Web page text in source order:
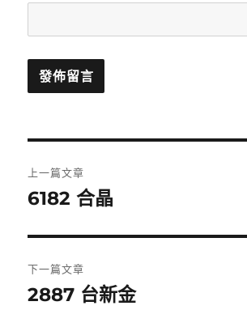
章
覽
上一篇文章
上
篇
文
章:
6182 合晶
下一篇文章
下
2887 台新金